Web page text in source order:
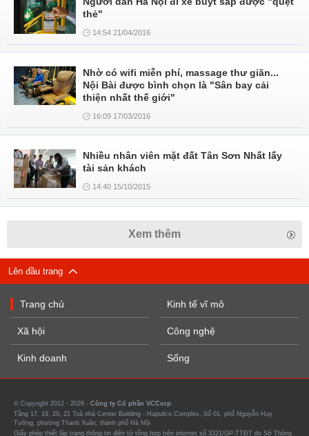
thẻ"
14:54 21/04/2016
Nhờ có wifi miễn phí, massage thư giãn...
Nội Bài được bình chọn là "Sân bay cải
thiện nhất thế giới"
16:09 17/03/2016
Nhiều nhân viên mặt đất Tân Sơn Nhất lấy
tài sản khách
14:40 15/10/2015
Xem thêm
Lên đầu trang
Trang chủ
Xã hội
Kinh doanh
Kinh tế vĩ mô
Công nghệ
Sống
© Copyright 2012 - 2026 - Công ty Cổ phần VCCorp.
Tầng 17, 19, 20, 21 Toà nhà Center Building - Hapulico Complex, Số 01, phố Nguyễn Huy
Tưởng, phường Thanh Xuân, thành phố Hà Nội
Giấy phép thiết lập trang thông tin điện tử tổng hợp trên internet số 3321/GP-TTĐT do Sở Thông